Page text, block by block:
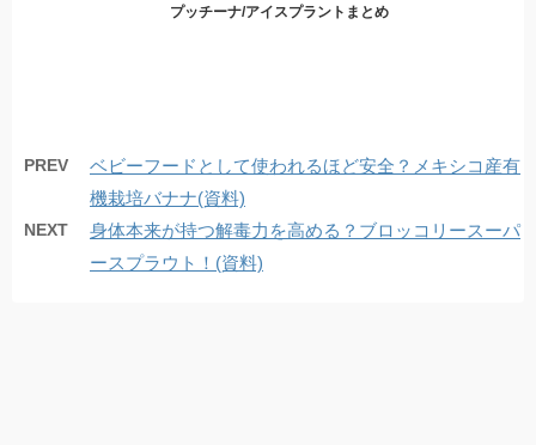
プッチーナ/アイスプラントまとめ
PREV
ベビーフードとして使われるほど安全？メキシコ産有
機栽培バナナ(資料)
NEXT
身体本来が持つ解毒力を高める？ブロッコリースーパ
ースプラウト！(資料)